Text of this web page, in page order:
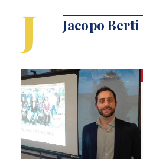
J Jacopo Berti